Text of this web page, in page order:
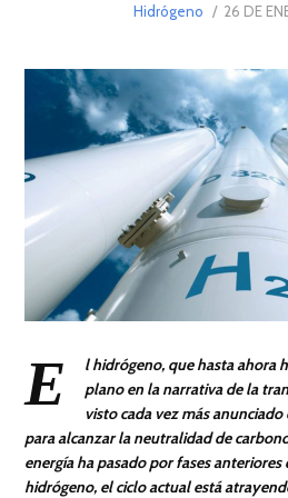
Hidrógeno
POSTED
26 DE
E
l hidrógeno, que hasta ahora
plano en la narrativa de la
visto cada vez más
para alcanzar la neutralidad de
energía ha pasado por fases
hidrógeno, el ciclo actual está